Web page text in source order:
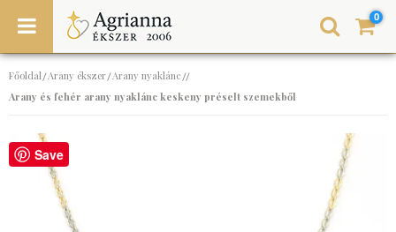
0
Főoldal/Arany ékszer/Arany nyaklánc//
Arany és fehér arany nyaklánc keskeny préselt szemekből
Save